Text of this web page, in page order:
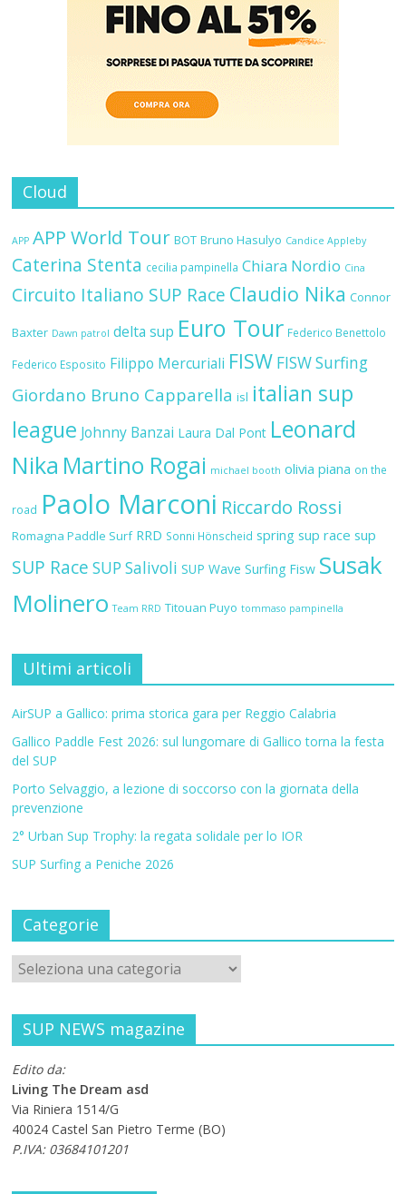
Cloud
APP APP World Tour BOT Bruno Hasulyo Candice Appleby
Caterina Stenta cecilia pampinella Chiara Nordio Cina
Circuito Italiano SUP Race Claudio Nika Connor
Baxter Dawn patrol delta sup Euro Tour Federico Benettolo
Federico Esposito Filippo Mercuriali FISW FISW Surfing
Giordano Bruno Capparella isl italian sup
league Johnny Banzai Laura Dal Pont Leonard
Nika Martino Rogai michael booth olivia piana on the
road Paolo Marconi Riccardo Rossi
Romagna Paddle Surf RRD Sonni Hönscheid spring sup race sup
SUP Race SUP Salivoli SUP Wave Surfing Fisw Susak
Molinero Team RRD Titouan Puyo tommaso pampinella
Ultimi articoli
AirSUP a Gallico: prima storica gara per Reggio Calabria
Gallico Paddle Fest 2026: sul lungomare di Gallico torna la festa
del SUP
Porto Selvaggio, a lezione di soccorso con la giornata della
prevenzione
2° Urban Sup Trophy: la regata solidale per lo IOR
SUP Surfing a Peniche 2026
Categorie
SUP NEWS magazine
Edito da:
Living The Dream asd
Via Riniera 1514/G
40024 Castel San Pietro Terme (BO)
P.IVA: 03684101201